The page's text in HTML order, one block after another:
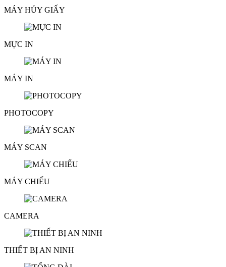
MÁY HỦY GIẤY
MỰC IN
MÁY IN
PHOTOCOPY
MÁY SCAN
MÁY CHIẾU
CAMERA
THIẾT BỊ AN NINH